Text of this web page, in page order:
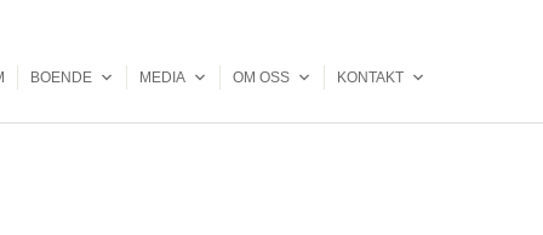
BOENDE MEDIA OM OSS KONTAKT